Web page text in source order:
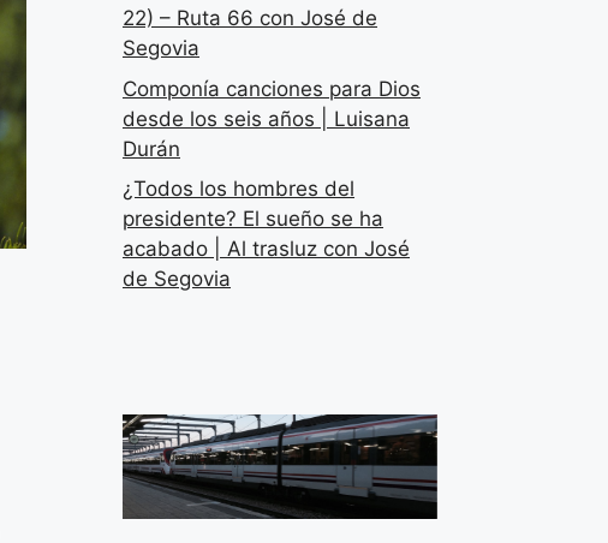
22) – Ruta 66 con José de
Segovia
Componía canciones para Dios
desde los seis años | Luisana
Durán
¿Todos los hombres del
presidente? El sueño se ha
acabado | Al trasluz con José
de Segovia